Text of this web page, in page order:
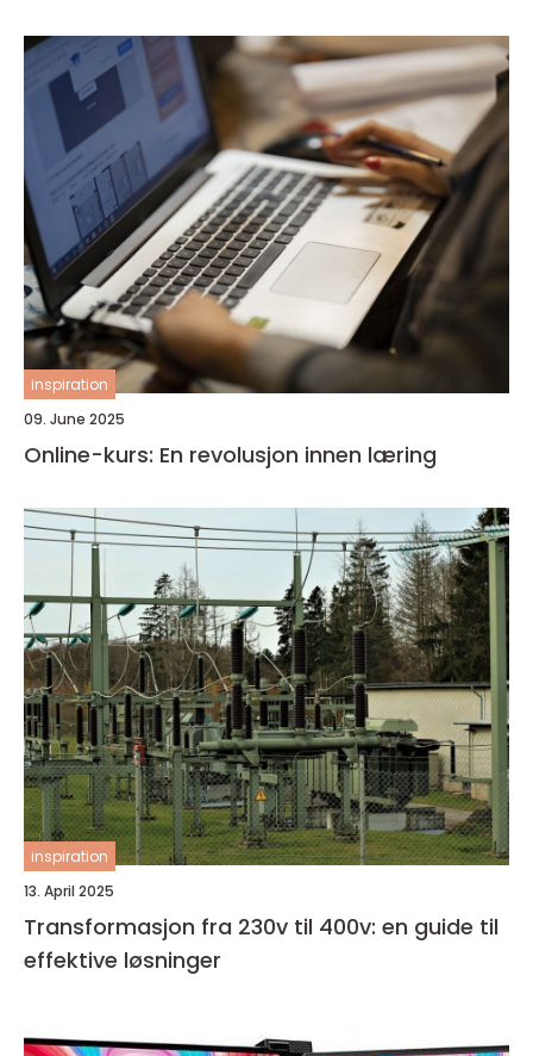
inspiration
09. June 2025
Online-kurs: En revolusjon innen læring
inspiration
13. April 2025
Transformasjon fra 230v til 400v: en guide til
effektive løsninger